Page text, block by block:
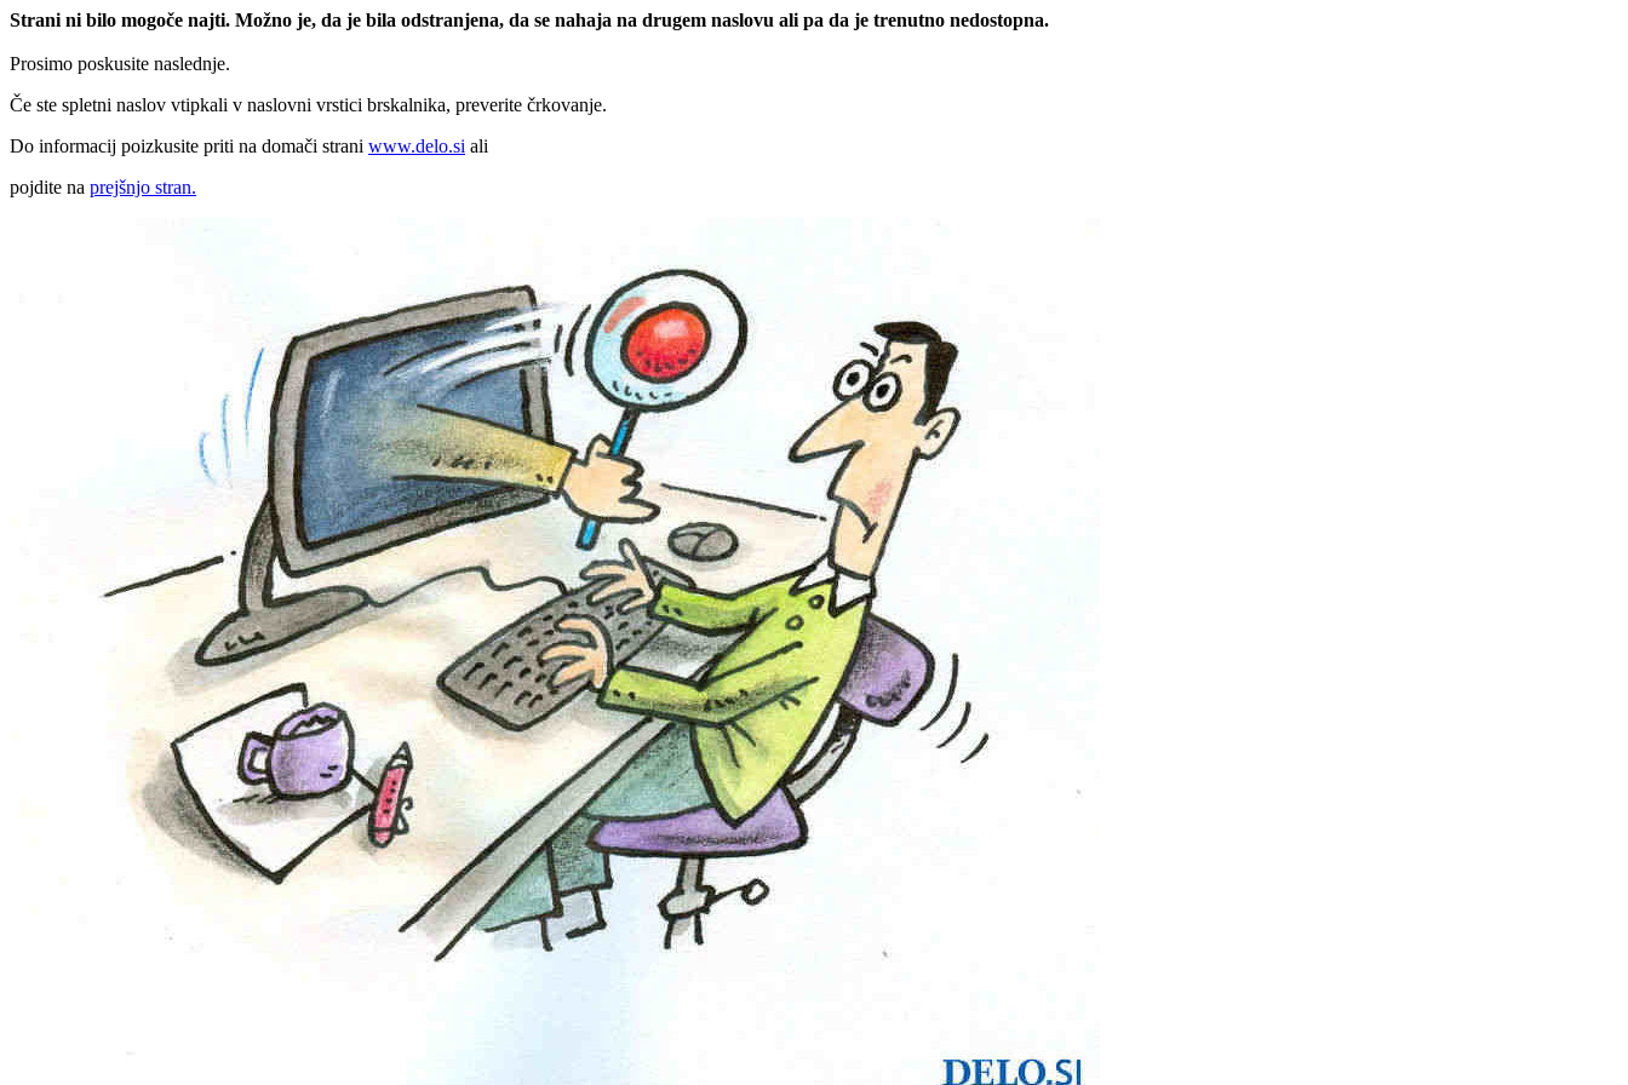
Strani ni bilo mogoče najti. Možno je, da je bila odstranjena, da se nahaja na drugem naslovu ali pa da je trenutno nedostopna.
Prosimo poskusite naslednje.
Če ste spletni naslov vtipkali v naslovni vrstici brskalnika, preverite črkovanje.
Do informacij poizkusite priti na domači strani www.delo.si ali
pojdite na prejšnjo stran.